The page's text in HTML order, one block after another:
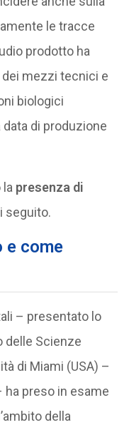
le tracce
prodotto ha
mezzi tecnici e
biologici
di produzione
presenza di
seguito.
come
– presentato lo
delle Scienze
di Miami (USA) –
ha preso in esame
della